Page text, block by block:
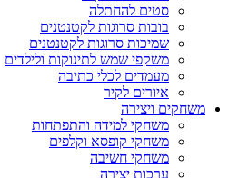
סטים להחתלה
בובות סרוגות לקטנטנים
שמיכות סרוגות לקטנטנים
משקפי שמש לתינוקות ולילדים
מעמדים לכלי כתיבה
איורים לקיר
משחקים ויצירה
משחקי למידה והתפתחות
משחקי קופסא וקלפים
משחקי חשיבה
ערכות יצירה